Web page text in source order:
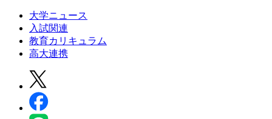
大学ニュース
入試関連
教育カリキュラム
高大連携